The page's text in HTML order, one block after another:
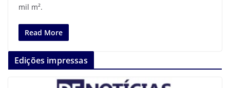
mil m².
Read More
Edições impressas